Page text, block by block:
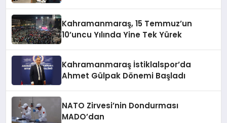
Kahramanmaraş, 15 Temmuz’un
10’uncu Yılında Yine Tek Yürek
Kahramanmaraş İstiklalspor’da
Ahmet Gülpak Dönemi Başladı
NATO Zirvesi’nin Dondurması
MADO’dan